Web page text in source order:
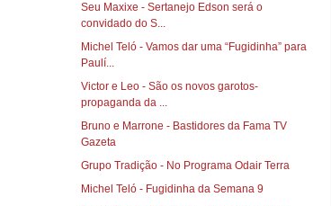
Seu Maxixe - Sertanejo Edson será o
convidado do S...
Michel Teló - Vamos dar uma “Fugidinha” para
Paulí...
Victor e Leo - São os novos garotos-
propaganda da ...
Bruno e Marrone - Bastidores da Fama TV
Gazeta
Grupo Tradição - No Programa Odair Terra
Michel Teló - Fugidinha da Semana 9